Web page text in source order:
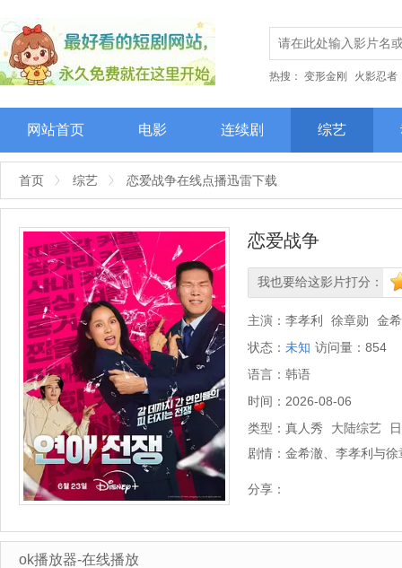
热搜： 变形金刚 火影忍者
网站首页 电影 连续剧 综艺
首页 综艺 恋爱战争在线点播迅雷下载
恋爱战争
我也要给这影片打分：
很差较差还行推荐
主演： 李孝利 徐章勋
金
状态： 未知 访问量： 854
语言： 韩语
时间： 2026-08-06
类型： 真人秀 大陆综艺
剧情： 金希澈、李孝利与
分享：
ok播放器-在线播放